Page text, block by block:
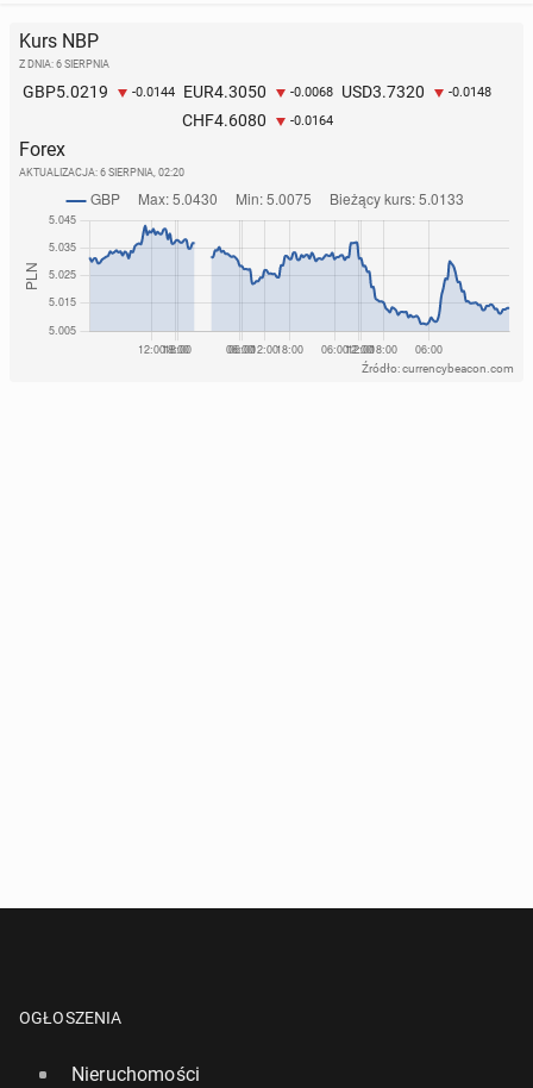
Kurs NBP
Z DNIA: 6 SIERPNIA
GBP5.0219 -0.0144 EUR4.3050 -0.0068 USD3.7320 -0.0148
CHF4.6080 -0.0164
Forex
AKTUALIZACJA: 6 SIERPNIA, 02:20
Źródło: currencybeacon.com
OGŁOSZENIA
Nieruchomości